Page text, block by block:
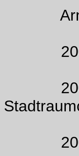
2005
2006
2006